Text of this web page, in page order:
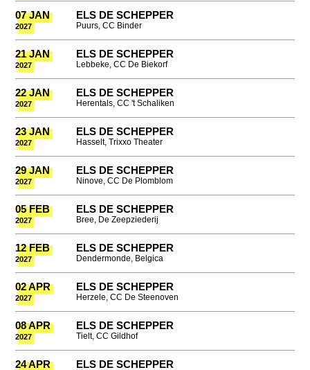
07 JAN
2027
ELS DE SCHEPPER
Puurs, CC Binder
21 JAN
2027
ELS DE SCHEPPER
Lebbeke, CC De Biekorf
22 JAN
2027
ELS DE SCHEPPER
Herentals, CC 't Schaliken
23 JAN
2027
ELS DE SCHEPPER
Hasselt, Trixxo Theater
29 JAN
2027
ELS DE SCHEPPER
Ninove, CC De Plomblom
05 FEB
2027
ELS DE SCHEPPER
Bree, De Zeepziederij
12 FEB
2027
ELS DE SCHEPPER
Dendermonde, Belgica
02 APR
2027
ELS DE SCHEPPER
Herzele, CC De Steenoven
08 APR
2027
ELS DE SCHEPPER
Tielt, CC Gildhof
24 APR ELS DE SCHEPPER